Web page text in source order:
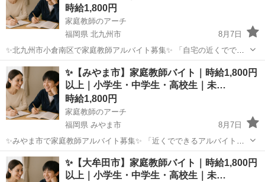
時給1,800円
家庭教師のアーチ
福岡県 北九州市
8月7日
✨北九州市小倉南区で家庭教師アルバイト募集✨ 「自宅の近くででき
るアルバイトを探している」 「小倉南区で家庭教師の仕事に興味があ
る」 「子どもの学習をサポートしたい」 そんな方におすすめの家庭教
師バイトです。...
福岡 北九州市 家庭教師 時給
✨【みやま市】家庭教師バイト｜時給1,800円
以上｜小学生・中学生・高校生｜未…
時給1,800円
家庭教師のアーチ
福岡県 みやま市
8月7日
✨みやま市で家庭教師アルバイト募集✨ 「近くでできるアルバイトを
探している」 「みやま市で家庭教師の仕事に興味がある」 「子どもの
学習をしっかりサポートしたい」 そんな方におすすめの家庭教師バイ
トです。 ...
福岡 みやま市 家庭教師 時給
✨【大牟田市】家庭教師バイト｜時給1,800円
以上｜小学生・中学生・高校生｜未…